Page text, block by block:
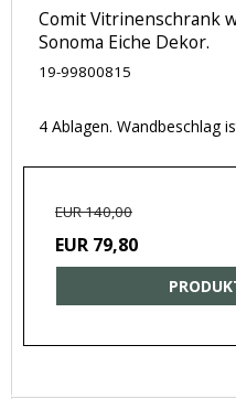
Comit Vitrinenschrank
Sonoma Eiche Dekor.
19-99800815
4 Ablagen. Wandbeschlag
EUR 140,00
EUR 79,80